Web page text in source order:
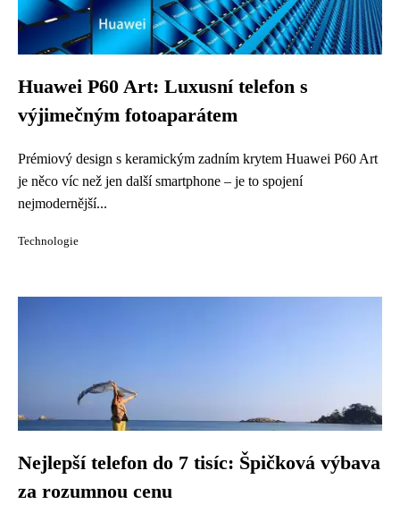
Huawei P60 Art: Luxusní telefon s
výjimečným fotoaparátem
Prémiový design s keramickým zadním krytem Huawei P60 Art
je něco víc než jen další smartphone – je to spojení
nejmodernější...
Technologie
Nejlepší telefon do 7 tisíc: Špičková výbava
za rozumnou cenu